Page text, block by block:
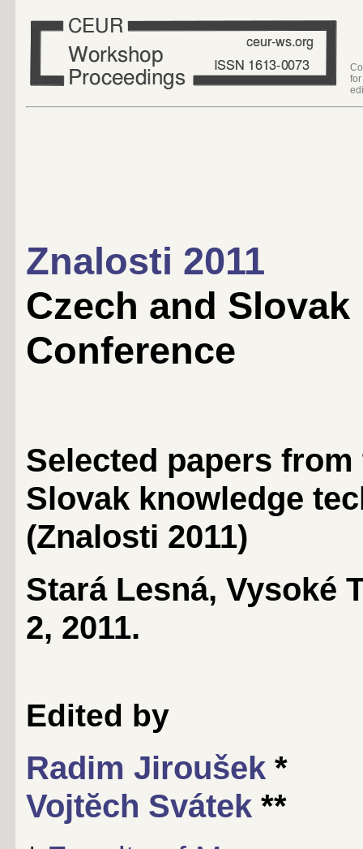
Znalosti 2011
Czech and
Conference
Selected papers
Slovak knowledge
(Znalosti 2011)
Stará Lesná, Vysoké
2, 2011.
Edited by
Radim Jiroušek *
Vojtĕch Svátek **